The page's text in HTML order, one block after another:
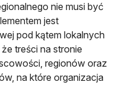
nie musi być
jest
pod kątem lokalnych
treści na stronie
regionów oraz
na które organizacja